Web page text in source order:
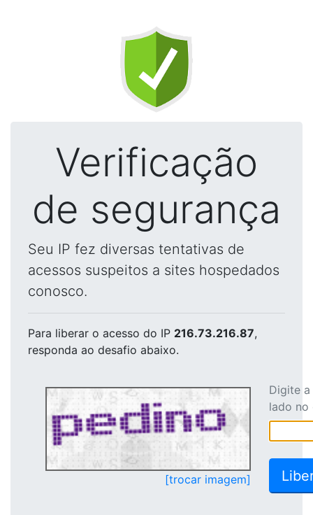
Verificação
de segurança
Seu IP fez diversas tentativas de
acessos suspeitos a sites hospedados
conosco.
Para liberar o acesso do IP 216.73.216.87,
responda ao desafio abaixo.
[trocar imagem]
Digite
lado no